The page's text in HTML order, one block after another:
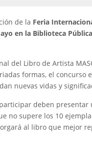
de la Feria
en la Biblioteca
del Libro de Artista
formas, el concurso
nuevas vidas y
deben
no supere los 10
al libro que mejor